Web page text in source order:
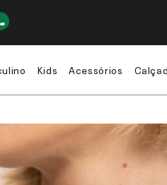
Kids Acessórios